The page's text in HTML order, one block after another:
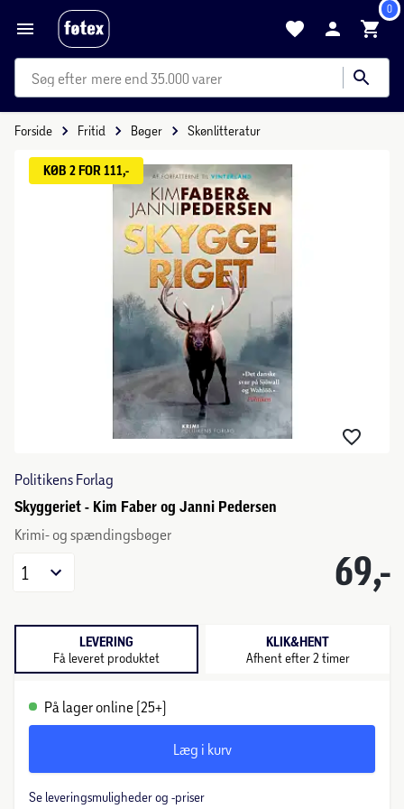
0
mere end 35.000 varer
Forside Fritid Bøger Skønlitteratur
KØB 2 FOR 111,-
Politikens Forlag
Skyggeriet - Kim Faber og Janni Pedersen
Krimi- og spændingsbøger
69,-
1
LEVERING
Få leveret produktet
KLIK&HENT
Afhent efter 2 timer
På lager online (25+)
Læg i kurv
Se leveringsmuligheder og -priser